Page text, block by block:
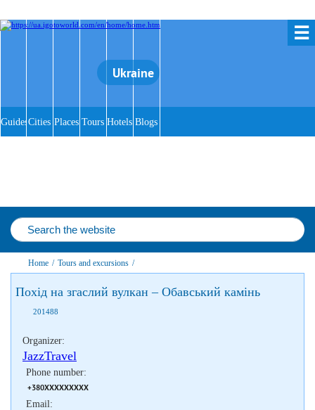
☰
Ukraine
Guides Cities Places Tours Hotels Blogs
Home / Tours and excursions /
Похід на згаслий вулкан – Обавський камінь
201488
Organizer:
JazzTravel
Phone number:
+380XXXXXXXXX
Email: